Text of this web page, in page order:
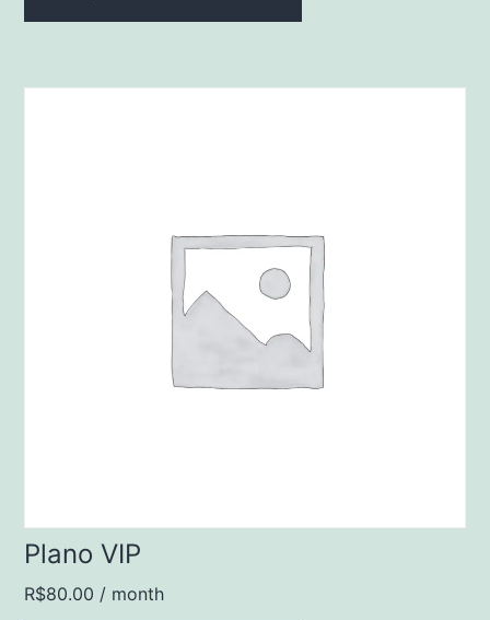
Plano VIP
R$80.00 / month